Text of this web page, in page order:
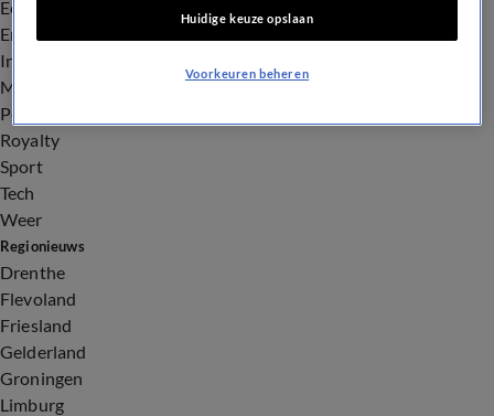
Economie
Entertainment
Infrastructuur
Milieu en Gezondheid
Politiek
Royalty
Sport
Tech
Weer
Regionieuws
Drenthe
Flevoland
Friesland
Gelderland
Groningen
Limburg
Huidige keuze opslaan
Voorkeuren beheren